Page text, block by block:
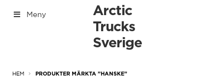
till
till
Arctic
Trucks
Sverige
Meny
HEM PRODUKTER MÄRKTA ”HANSKE”